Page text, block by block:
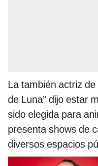
La también actriz de
de Luna” dijo estar
sido elegida para
presenta shows de
diversos espacios